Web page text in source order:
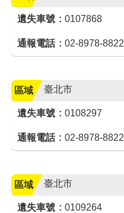
遺失車號 0107868
通報電話 02-8978-8822
區域 臺北市
遺失車號 0108297
通報電話 02-8978-8822
區域 臺北市
遺失車號 0109264